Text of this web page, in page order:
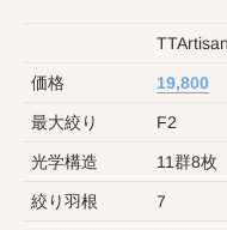
TTArtisan
価格 19,800
最大絞り F2
光学構造 11群8枚
絞り羽根 7